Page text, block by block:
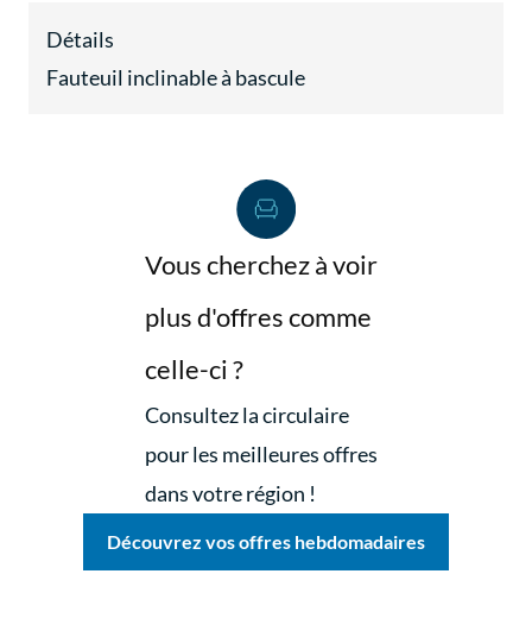
Détails
Fauteuil inclinable à bascule
Vous cherchez à voir
plus d'offres comme
celle-ci ?
Consultez la circulaire
pour les meilleures offres
dans votre région !
Découvrez vos offres hebdomadaires